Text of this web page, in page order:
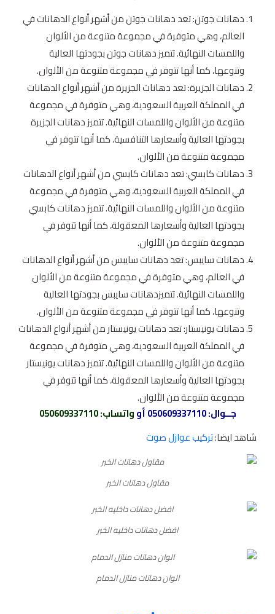
دهانات جوتن: تعد دهانات جوتن من أشهر أنواع الدهانات في
العالم، وهي متوفرة في مجموعة متنوعة من الألوان
واللمسات النهائية. تتميز دهانات جوتن بجودتها العالية
وتنوعها، كما أنها تتوفر في مجموعة متنوعة من الألوان.
دهانات الجزيرة: تعد دهانات الجزيرة من أشهر أنواع الدهانات
في المملكة العربية السعودية، وهي متوفرة في مجموعة
متنوعة من الألوان واللمسات النهائية. تتميز دهانات الجزيرة
بجودتها العالية وأسعارها التنافسية، كما أنها تتوفر في
مجموعة متنوعة من الألوان.
دهانات كابسي: تعد دهانات كابسي من أشهر أنواع الدهانات
في المملكة العربية السعودية، وهي متوفرة في مجموعة
متنوعة من الألوان واللمسات النهائية. تتميز دهانات كابسي
بجودتها العالية وأسعارها المعقولة، كما أنها تتوفر في
مجموعة متنوعة من الألوان.
دهانات سايبس: تعد دهانات سايبس من أشهر أنواع الدهانات
في العالم، وهي متوفرة في مجموعة متنوعة من الألوان
واللمسات النهائية. تتميزدهانات سايبس بجودتها العالية
وتنوعها، كما أنها تتوفر في مجموعة متنوعة من الألوان.
دهانات يونيستار: تعد دهانات يونيستار من أشهر أنواع الدهانات
في المملكة العربية السعودية، وهي متوفرة في مجموعة
متنوعة من الألوان واللمسات النهائية. تتميز دهانات يونيستار
بجودتها العالية وأسعارها المعقولة، كما أنها تتوفر في
مجموعة متنوعة من الألوان.
جــوال:050609337110 أوواتساب: 050609337110
شاهد ايضا:تركيب عوازل صوت
مقاول دهانات الخبر
افضل دهانات داخليه الخبر
الوان دهانات منازل الدمام